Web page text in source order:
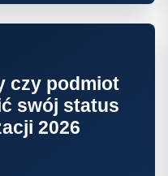
czy podmiot
swój status
2026